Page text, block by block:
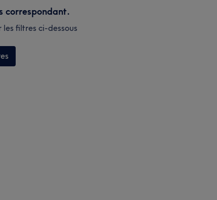
correspondant.
filtres ci-dessous